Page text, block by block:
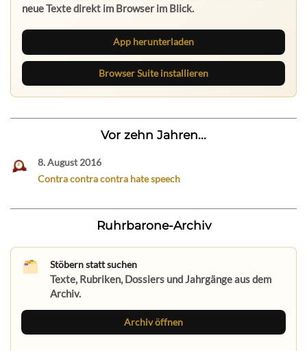
neue Texte direkt im Browser im Blick.
App herunterladen
Browser Suite installieren
Vor zehn Jahren...
8. August 2016
Contra contra contra hate speech
Ruhrbarone-Archiv
Stöbern statt suchen
Texte, Rubriken, Dossiers und Jahrgänge aus dem
Archiv.
Archiv öffnen